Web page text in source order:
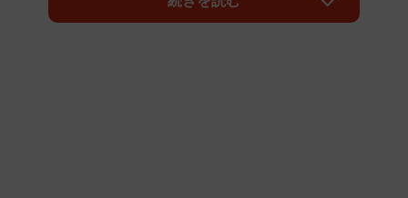
アは必見です。